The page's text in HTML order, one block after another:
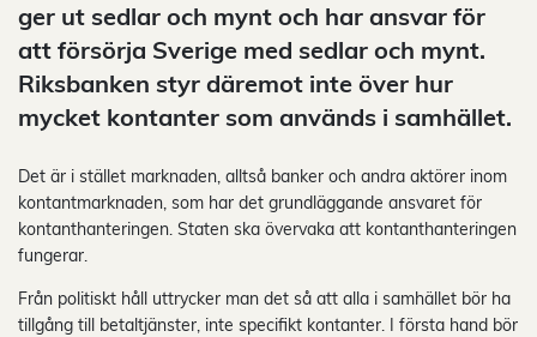
ger ut sedlar och mynt och har ansvar för
att försörja Sverige med sedlar och mynt.
Riksbanken styr däremot inte över hur
mycket kontanter som används i samhället.
Det är i stället marknaden, alltså banker och andra aktörer inom
kontantmarknaden, som har det grundläggande ansvaret för
kontanthanteringen. Staten ska övervaka att kontanthanteringen
fungerar.
Från politiskt håll uttrycker man det så att alla i samhället bör ha
tillgång till betaltjänster, inte specifikt kontanter. I första hand bör